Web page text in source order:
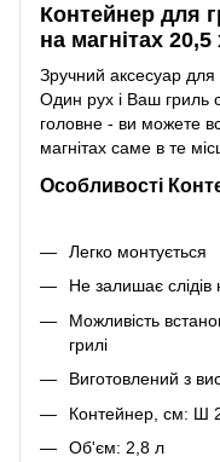
Контейнер для
на магнітах
Зручний аксесуар для
Один рух і Ваш гриль
головне - ви можете
магнітах саме в те
Особливості
Легко монтується
Не залишає слідів
Можливість
грилі
Виготовлений з
Контейнер, см: Ш
Об'єм: 2,8 л